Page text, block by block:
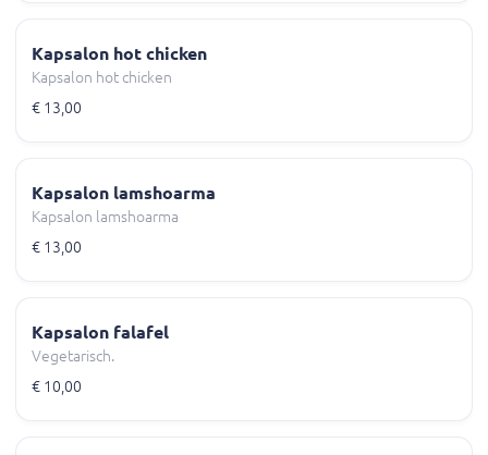
Kapsalon hot chicken
Kapsalon hot chicken
€ 13,00
Kapsalon lamshoarma
Kapsalon lamshoarma
€ 13,00
Kapsalon falafel
Vegetarisch.
€ 10,00